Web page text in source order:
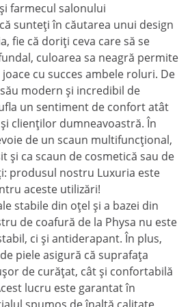
farmecul salonului
sunteți în căutarea unui design
fie că doriți ceva care să se
culoarea sa neagră permite
cu succes ambele roluri. De
modern și incredibil de
un sentiment de confort atât
clienților dumneavoastră. În
de un scaun multifuncțional,
și ca scaun de cosmetică sau de
produsul nostru Luxuria este
aceste utilizări!
stabile din oțel și a bazei din
de coafură de la Physa nu este
ci și antiderapant. În plus,
piele asigură că suprafața
de curățat, cât și confortabilă
lucru este garantat în